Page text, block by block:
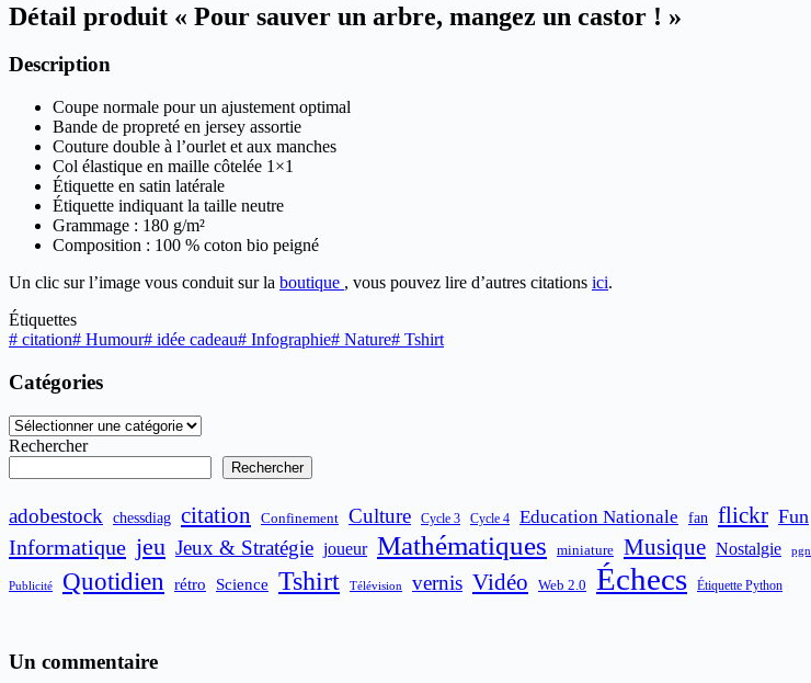
Détail produit « Pour sauver un arbre, mangez un castor ! »
Description
Coupe normale pour un ajustement optimal
Bande de propreté en jersey assortie
Couture double à l’ourlet et aux manches
Col élastique en maille côtelée 1×1
Étiquette en satin latérale
Étiquette indiquant la taille neutre
Grammage : 180 g/m²
Composition : 100 % coton bio peigné
Un clic sur l’image vous conduit sur la boutique , vous pouvez lire d’autres citations ici.
Étiquettes
# citation# Humour# idée cadeau# Infographie# Nature# Tshirt
Catégories
Catégories
Rechercher
Rechercher
adobestock chessdiag citation Confinement Culture Cycle 3 Cycle 4 Education Nationale fan flickr Fun
Informatique jeu Jeux & Stratégie joueur Mathématiques miniature Musique Nostalgie pgn
Publicité Quotidien rétro Science Tshirt Télévision vernis Vidéo Web 2.0 Échecs Étiquette Python
Un commentaire